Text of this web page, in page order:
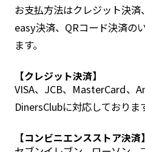
お支払方法はクレジット決
easy決済、QRコード決済の
ます。
【クレジット決済】
VISA、JCB、MasterCard、
DinersClubに対応しておりま
【コンビニエンスストア決済】